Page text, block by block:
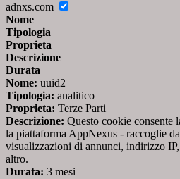
adnxs.com
Nome
Tipologia
Proprieta
Descrizione
Durata
Nome: uuid2
Tipologia: analitico
Proprieta: Terze Parti
Descrizione: Questo cookie consente
la piattaforma AppNexus - raccoglie
visualizzazioni di annunci, indirizzo
altro.
Durata: 3 mesi